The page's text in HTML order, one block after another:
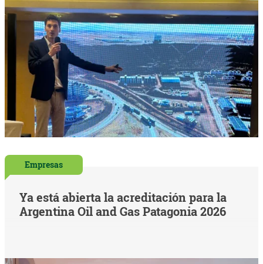
Empresas
Ya está abierta la acreditación para la
Argentina Oil and Gas Patagonia 2026